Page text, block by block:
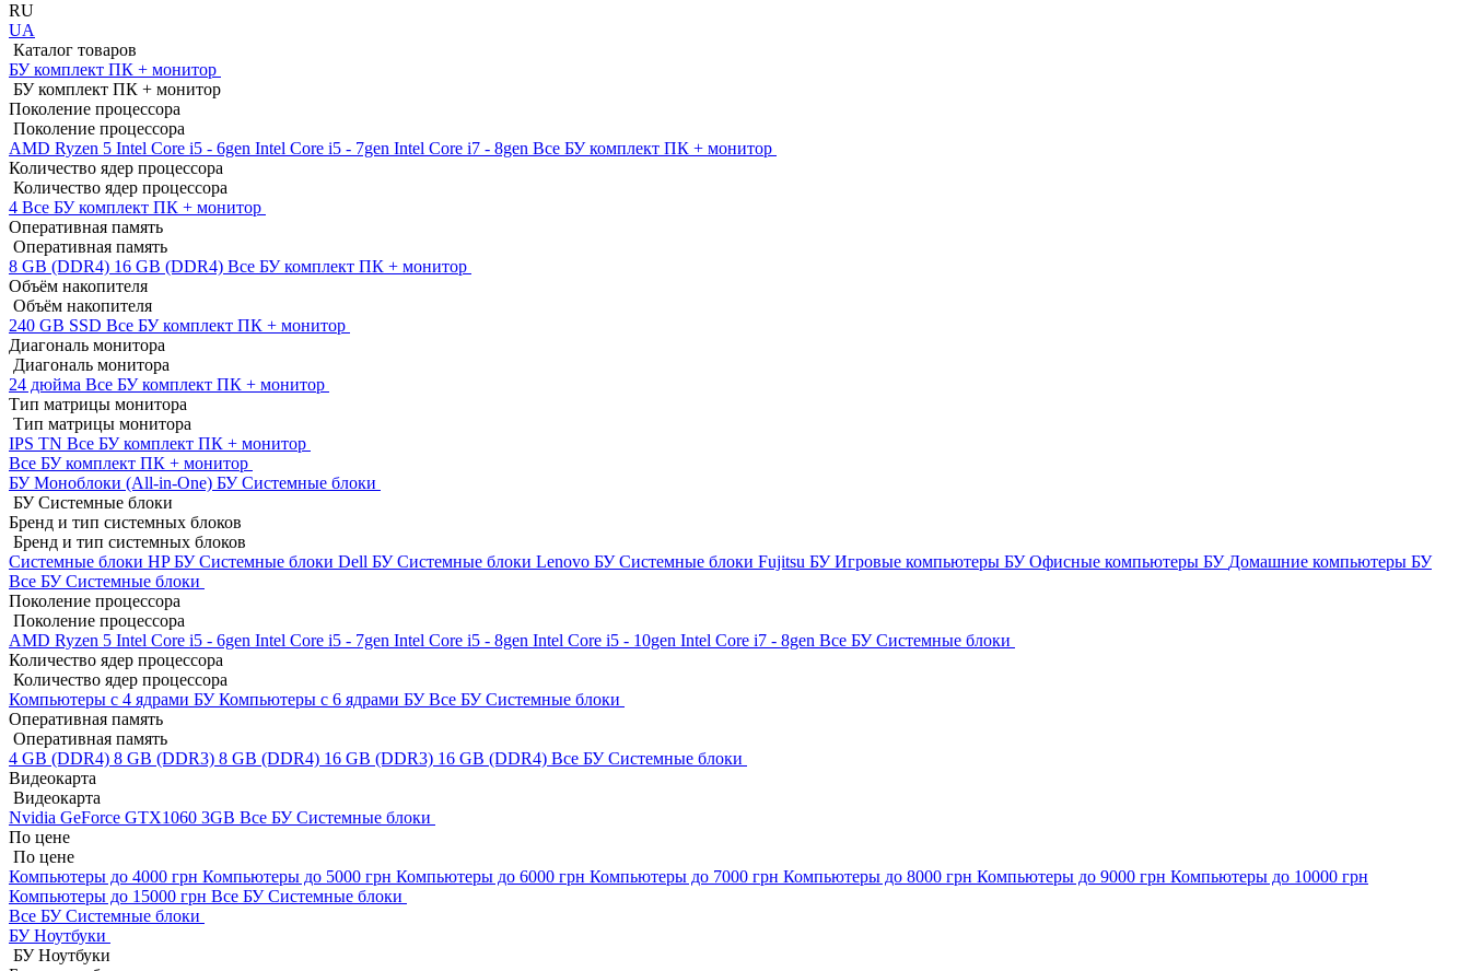
RU
UA
Каталог товаров
БУ комплект ПК + монитор
БУ комплект ПК + монитор
Поколение процессора
Поколение процессора
AMD Ryzen 5 Intel Core i5 - 6gen Intel Core i5 - 7gen Intel Core i7 - 8gen Все БУ комплект ПК + монитор
Количество ядер процессора
Количество ядер процессора
4 Все БУ комплект ПК + монитор
Оперативная память
Оперативная память
8 GB (DDR4) 16 GB (DDR4) Все БУ комплект ПК + монитор
Объём накопителя
Объём накопителя
240 GB SSD Все БУ комплект ПК + монитор
Диагональ монитора
Диагональ монитора
24 дюйма Все БУ комплект ПК + монитор
Тип матрицы монитора
Тип матрицы монитора
IPS TN Все БУ комплект ПК + монитор
Все БУ комплект ПК + монитор
БУ Моноблоки (All-in-One) БУ Системные блоки
БУ Системные блоки
Бренд и тип системных блоков
Бренд и тип системных блоков
Системные блоки HP БУСистемные блоки Dell БУСистемные блоки Lenovo БУСистемные блоки Fujitsu БУИгровые компьютеры БУОфисные компьютеры БУ Домашние компьютеры БУ
Все БУ Системные блоки
Поколение процессора
Поколение процессора
AMD Ryzen 5 Intel Core i5 - 6gen Intel Core i5 - 7gen Intel Core i5 - 8gen Intel Core i5 - 10gen Intel Core i7 - 8gen Все БУ Системные блоки
Количество ядер процессора
Количество ядер процессора
Компьютеры с 4 ядрами БУКомпьютеры с 6 ядрами БУВсе БУ Системные блоки
Оперативная память
Оперативная память
4 GB (DDR4) 8 GB (DDR3) 8 GB (DDR4) 16 GB (DDR3) 16 GB (DDR4) Все БУ Системные блоки
Видеокарта
Видеокарта
Nvidia GeForce GTX1060 3GB Все БУ Системные блоки
По цене
По цене
Компьютеры до 4000 грн Компьютеры до 5000 грн Компьютеры до 6000 грн Компьютеры до 7000 грн Компьютеры до 8000 грн Компьютеры до 9000 грн Компьютеры до 10000 грн
Компьютеры до 15000 грн Все БУ Системные блоки
Все БУ Системные блоки
БУ Ноутбуки
БУ Ноутбуки